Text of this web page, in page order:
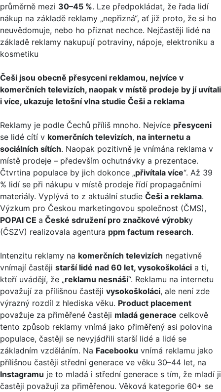
průměrně mezi 30–45 %. Lze předpokládat, že řada lidí
nákup na základě reklamy „nepřizná“, ať již proto, že si ho
neuvědomuje, nebo ho přiznat nechce. Nejčastěji lidé na
základě reklamy nakupují potraviny, nápoje, elektroniku a
kosmetiku
Češi jsou obecně přesyceni reklamou, nejvíce v
komerčních televizích, naopak v místě prodeje by jí uvítali
i více, ukazuje letošní vlna studie Češi a reklama
Reklamy je podle Čechů příliš mnoho. Nejvíce přesyceni
se lidé cítí v komerčních televizích, na internetu a
sociálních sítích. Naopak pozitivně je vnímána reklama v
místě prodeje – především ochutnávky a prezentace.
Čtvrtina populace by jich dokonce „přivítala více“. Až 39
% lidí se při nákupu v místě prodeje řídí propagačními
materiály. Vyplývá to z aktuální studie Češi a reklama.
Výzkum pro Českou marketingovou společnost (ČMS),
POPAI CE a České sdružení pro značkové výrobky
(ČSZV) realizovala agentura ppm factum research.
Intenzitu reklamy na komerčních televizích negativně
vnímají častěji starší lidé nad 60 let, vysokoškoláci a ti,
kteří uvádějí, že „reklamu nesnáší“. Reklamu na internetu
považují za přílišnou častěji vysokoškoláci, ale není zde
výrazný rozdíl z hlediska věku. Product placement
považuje za přiměřené častěji mladá generace celkově
tento způsob reklamy vnímá jako přiměřený asi polovina
populace, častěji se nevyjádřili starší lidé a lidé se
základním vzděláním. Na Facebooku vnímá reklamu jako
přílišnou častěji střední generace ve věku 30–44 let, na
Instagramu je to mladá i střední generace s tím, že mladí ji
častěji považují za přiměřenou. Věková kategorie 60+ se